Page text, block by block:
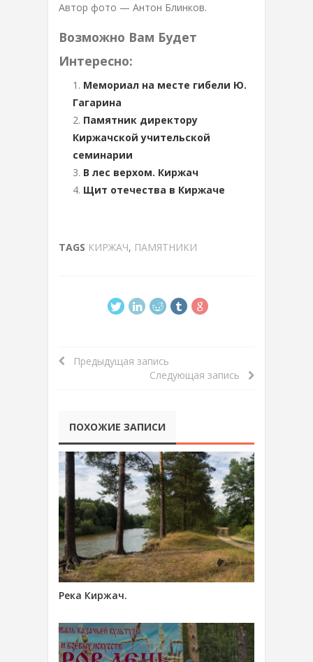
Автор фото — Антон Блинков.
Возможно Вам Будет
Интересно:
Мемориал на месте гибели Ю.
Гагарина
Памятник директору
Киржачской учительской
семинарии
В лес верхом. Киржач
Щит отечества в Киржаче
TAGS КИРЖАЧ, ПАМЯТНИКИ
Предыдущая запись
Следующая запись
ПОХОЖИЕ ЗАПИСИ
Река Киржач.